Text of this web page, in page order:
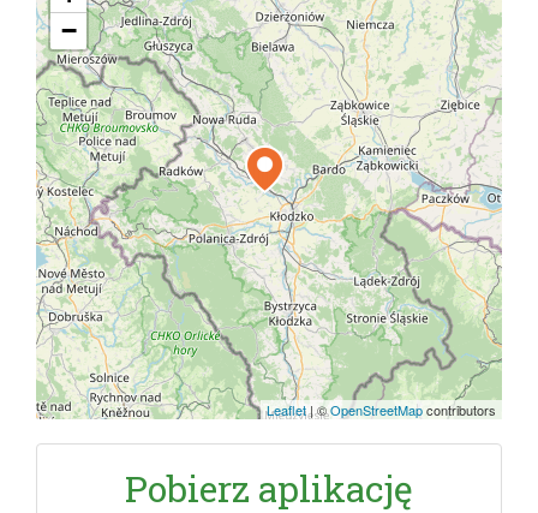
−
Leaflet|©OpenStreetMapcontributors
Pobierz aplikację